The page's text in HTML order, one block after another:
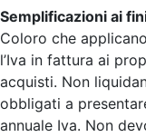
Semplificazioni ai
Coloro che
l’Iva in fattura ai
acquisti. Non
obbligati a
annuale Iva. Non